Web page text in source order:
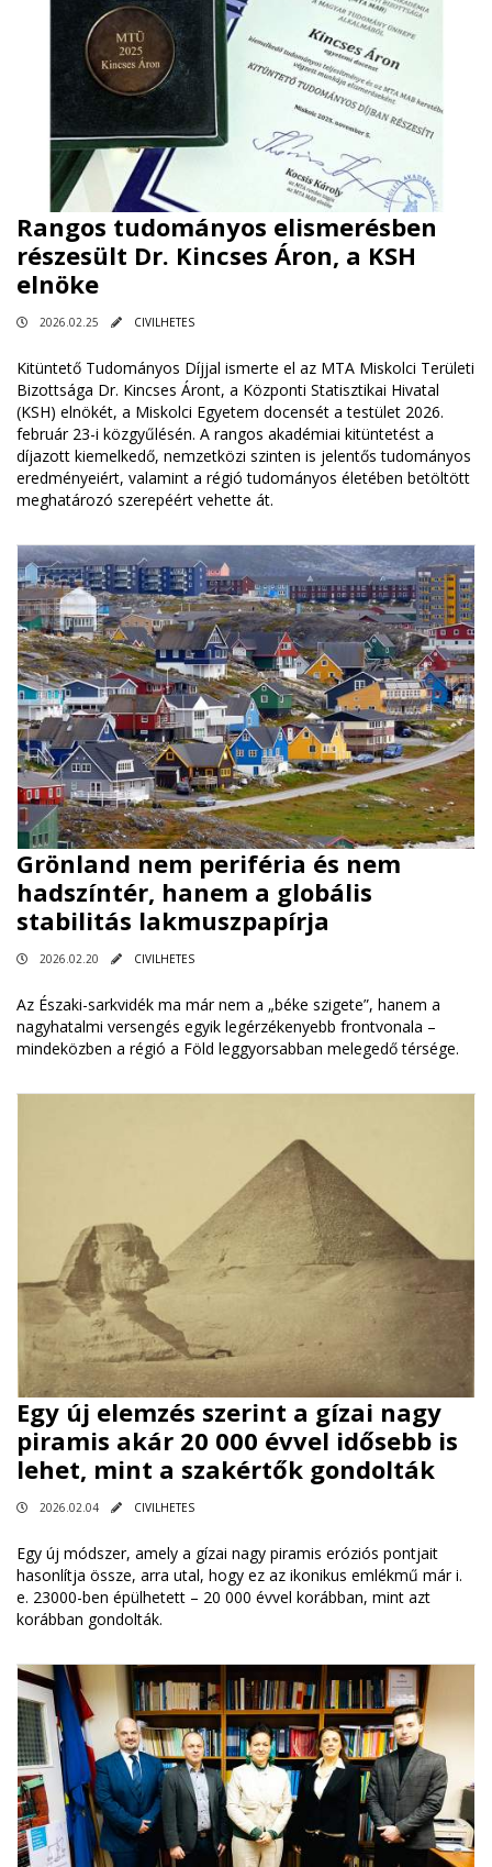
Rangos tudományos elismerésben
részesült Dr. Kincses Áron, a KSH
elnöke
2026.02.25 CIVILHETES
Kitüntető Tudományos Díjjal ismerte el az MTA Miskolci Területi
Bizottsága Dr. Kincses Áront, a Központi Statisztikai Hivatal
(KSH) elnökét, a Miskolci Egyetem docensét a testület 2026.
február 23-i közgyűlésén. A rangos akadémiai kitüntetést a
díjazott kiemelkedő, nemzetközi szinten is jelentős tudományos
eredményeiért, valamint a régió tudományos életében betöltött
meghatározó szerepéért vehette át.
Grönland nem periféria és nem
hadszíntér, hanem a globális
stabilitás lakmuszpapírja
2026.02.20 CIVILHETES
Az Északi-sarkvidék ma már nem a „béke szigete”, hanem a
nagyhatalmi versengés egyik legérzékenyebb frontvonala –
mindeközben a régió a Föld leggyorsabban melegedő térsége.
Egy új elemzés szerint a gízai nagy
piramis akár 20 000 évvel idősebb is
lehet, mint a szakértők gondolták
2026.02.04 CIVILHETES
Egy új módszer, amely a gízai nagy piramis eróziós pontjait
hasonlítja össze, arra utal, hogy ez az ikonikus emlékmű már i.
e. 23000-ben épülhetett – 20 000 évvel korábban, mint azt
korábban gondolták.